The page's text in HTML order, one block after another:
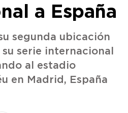
a España
segunda ubicación
serie internacional
al estadio
en Madrid, España